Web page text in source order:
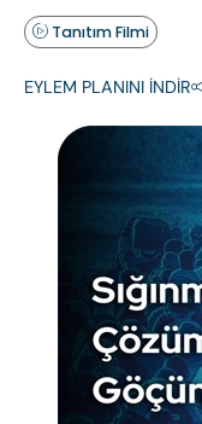
Tanıtım Filmi
EYLEM PLANINI İNDİR